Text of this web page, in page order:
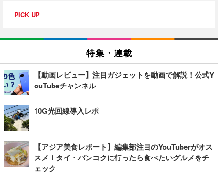
PICK UP
特集・連載
【動画レビュー】注目ガジェットを動画で解説！公式Y
ouTubeチャンネル
10G光回線導入レポ
【アジア美食レポート】編集部注目のYouTuberがオス
スメ！タイ・バンコクに行ったら食べたいグルメをチ
ェック